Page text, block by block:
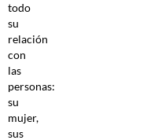
todo
su
relación
con
las
personas:
su
mujer,
sus